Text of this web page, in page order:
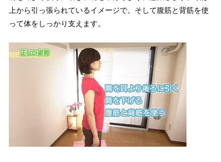
上から引っ張られているイメージで。そして腹筋と背筋を使
って体をしっかり支えます。